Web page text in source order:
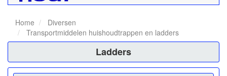
Home
Diversen
Transportmiddelen huishoudtrappen en ladders
Ladders